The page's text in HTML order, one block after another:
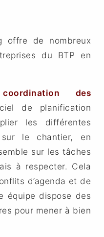
offre de nombreux
du BTP en
des
de planification
les différentes
sur le chantier, en
sur les tâches
à respecter. Cela
d’agenda et de
équipe dispose des
pour mener à bien